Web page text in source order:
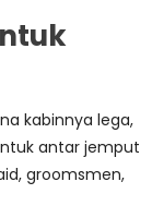
kabinnya lega,
antar jemput
groomsmen,